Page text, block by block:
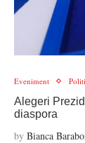
Eveniment
Alegeri
diaspora
by Bianca